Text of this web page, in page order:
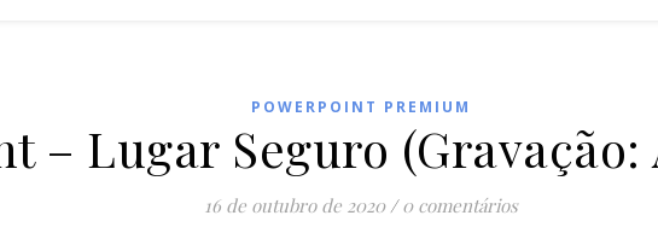
POWERPOINT PREMIUM
– Lugar Seguro
16 de outubro de 2020 / 0 comentários